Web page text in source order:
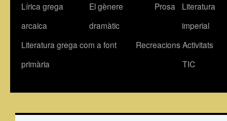
contingut
Lírica grega
arcaica
El gènere
dramàtic
Prosa
Literatura
imperial
Literatura grega com a font
primària
Recreacions Activitats
TIC